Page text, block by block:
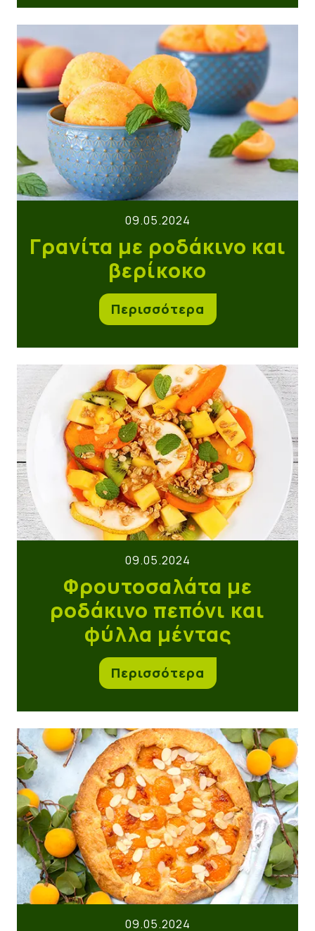
Γρανίτα με ροδάκινο και βερίκοκο
09.05.2024
Γρανίτα με ροδάκινο και
βερίκοκο
Περισσότερα
Φρουτοσαλάτα με ροδάκινο πεπόνι και φύλλα
09.05.2024
Φρουτοσαλάτα με
ροδάκινο πεπόνι και
φύλλα μέντας
Περισσότερα
Τάρτα με βερίκοκο
09.05.2024